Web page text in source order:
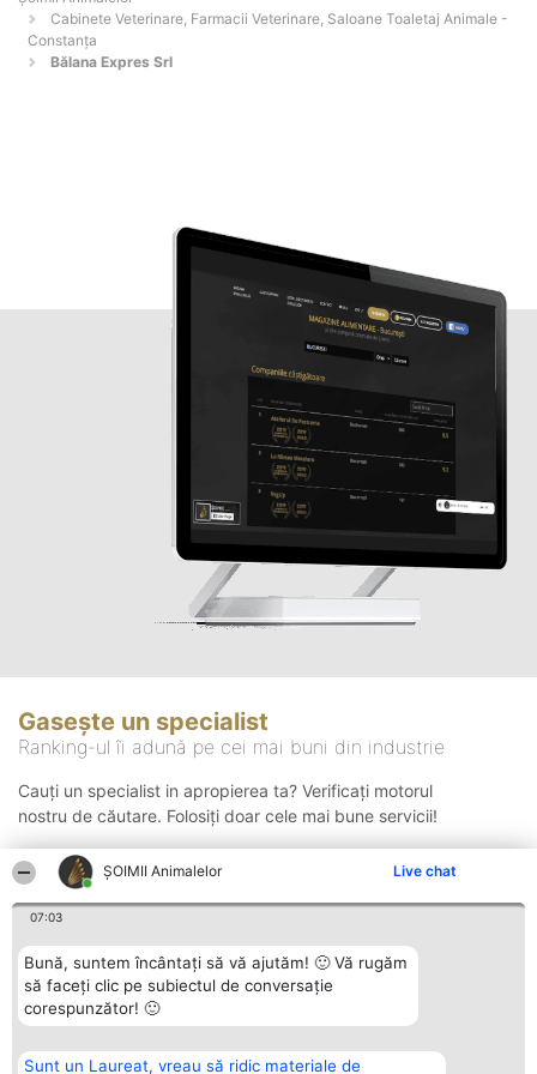
ŞOIMII Animalelor Live chat
07:03
Bună, suntem încântați să vă ajutăm! 🙂 Vă rugăm
să faceți clic pe subiectul de conversație
corespunzător! 🙂
Sunt un Laureat, vreau să ridic materiale de
Cabinete Veterinare, Farmacii Veterinare, Saloane Toaletaj Animale -
Constanţa
Bălana Expres Srl
Gasește un specialist
Ranking-ul îi adună pe cei mai buni din industrie
Cauți un specialist in apropierea ta? Verificați motorul
nostru de căutare. Folosiți doar cele mai bune servicii!
Organizator Ranking Plebiscyt Contact